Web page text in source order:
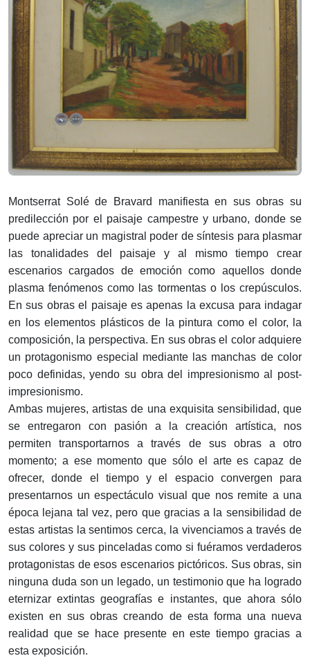
Montserrat Solé de Bravard manifiesta en sus obras su
predilección por el paisaje campestre y urbano, donde se
puede apreciar un magistral poder de síntesis para plasmar
las tonalidades del paisaje y al mismo tiempo crear
escenarios cargados de emoción como aquellos donde
plasma fenómenos como las tormentas o los crepúsculos.
En sus obras el paisaje es apenas la excusa para indagar
en los elementos plásticos de la pintura como el color, la
composición, la perspectiva. En sus obras el color adquiere
un protagonismo especial mediante las manchas de color
poco definidas, yendo su obra del impresionismo al post-
impresionismo.
Ambas mujeres, artistas de una exquisita sensibilidad, que
se entregaron con pasión a la creación artística, nos
permiten transportarnos a través de sus obras a otro
momento; a ese momento que sólo el arte es capaz de
ofrecer, donde el tiempo y el espacio convergen para
presentarnos un espectáculo visual que nos remite a una
época lejana tal vez, pero que gracias a la sensibilidad de
estas artistas la sentimos cerca, la vivenciamos a través de
sus colores y sus pinceladas como si fuéramos verdaderos
protagonistas de esos escenarios pictóricos. Sus obras, sin
ninguna duda son un legado, un testimonio que ha logrado
eternizar extintas geografías e instantes, que ahora sólo
existen en sus obras creando de esta forma una nueva
realidad que se hace presente en este tiempo gracias a
esta exposición.